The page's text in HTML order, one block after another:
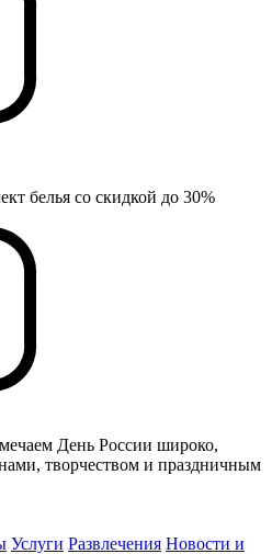
белья со скидкой до 30%
День России широко,
творчеством и праздничным
Услуги Развлечения Новости и